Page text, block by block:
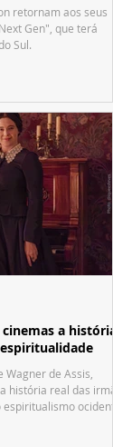
retornam aos seus
Gen", que terá
Sul.
a história
Wagner de Assis,
história real das